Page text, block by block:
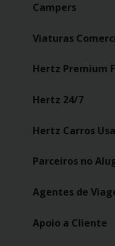
Carrinhas
Carros
Premium
Produtos
Serviços
Campers
Alugueres
Campers
Viaturas
Hertz Premium
Hertz 24/7
Hertz Carros
Parceiros no
Agentes de
Apoio a Cliente